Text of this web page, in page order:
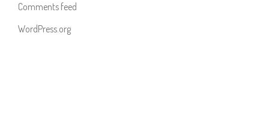
Comments feed
WordPress.org